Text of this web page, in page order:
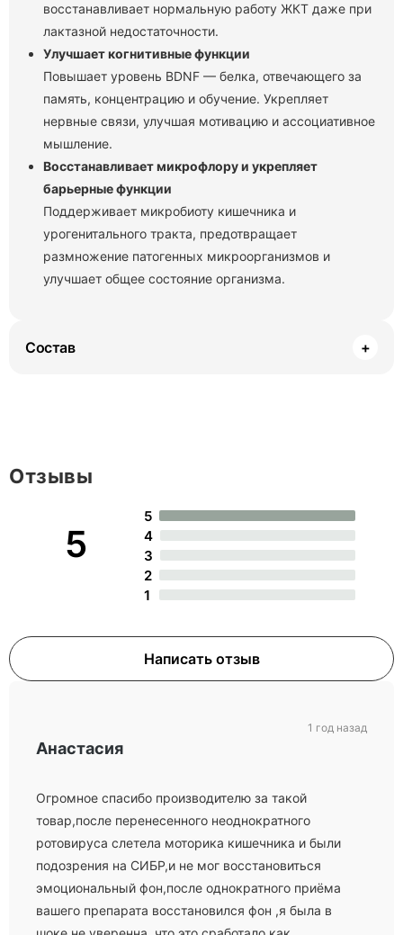
восстанавливает нормальную работу ЖКТ даже при
лактазной недостаточности.
Улучшает когнитивные функции
Повышает уровень BDNF — белка, отвечающего за
память, концентрацию и обучение. Укрепляет
нервные связи, улучшая мотивацию и ассоциативное
мышление.
Восстанавливает микрофлору и укрепляет
барьерные функции
Поддерживает микробиоту кишечника и
урогенитального тракта, предотвращает
размножение патогенных микроорганизмов и
улучшает общее состояние организма.
Состав +
5
5
4
3
2
1
Написать отзыв
Отзывы
Анастасия
Огромное спасибо производителю за такой
товар,после перенесенного неоднократного
ротовируса слетела моторика кишечника и были
подозрения на СИБР,и не мог восстановиться
эмоциональный фон,после однократного приёма
вашего препарата восстановился фон ,я была в
1 год назад